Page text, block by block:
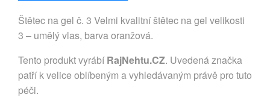
Štětec na gel č. 3 Velmi kvalitní štětec na gel velikosti
3 – umělý vlas, barva oranžová.
Tento produkt vyrábíRajNehtu.CZ. Uvedená značka
patří k velice oblíbeným a vyhledávaným právě pro tuto
péči.